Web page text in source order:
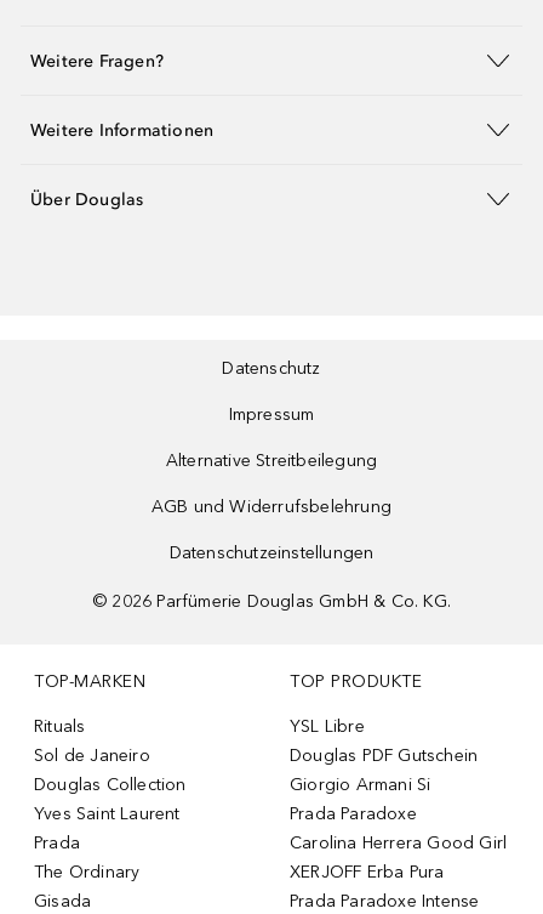
Weitere Fragen?
Weitere Informationen
Über Douglas
Datenschutz
Impressum
Alternative Streitbeilegung
AGB und Widerrufsbelehrung
Datenschutzeinstellungen
© 2026 Parfümerie Douglas GmbH & Co. KG.
TOP-MARKEN
Rituals
Sol de Janeiro
Douglas Collection
Yves Saint Laurent
Prada
The Ordinary
Gisada
TOP PRODUKTE
YSL Libre
Douglas PDF Gutschein
Giorgio Armani Si
Prada Paradoxe
Carolina Herrera Good Girl
XERJOFF Erba Pura
Prada Paradoxe Intense